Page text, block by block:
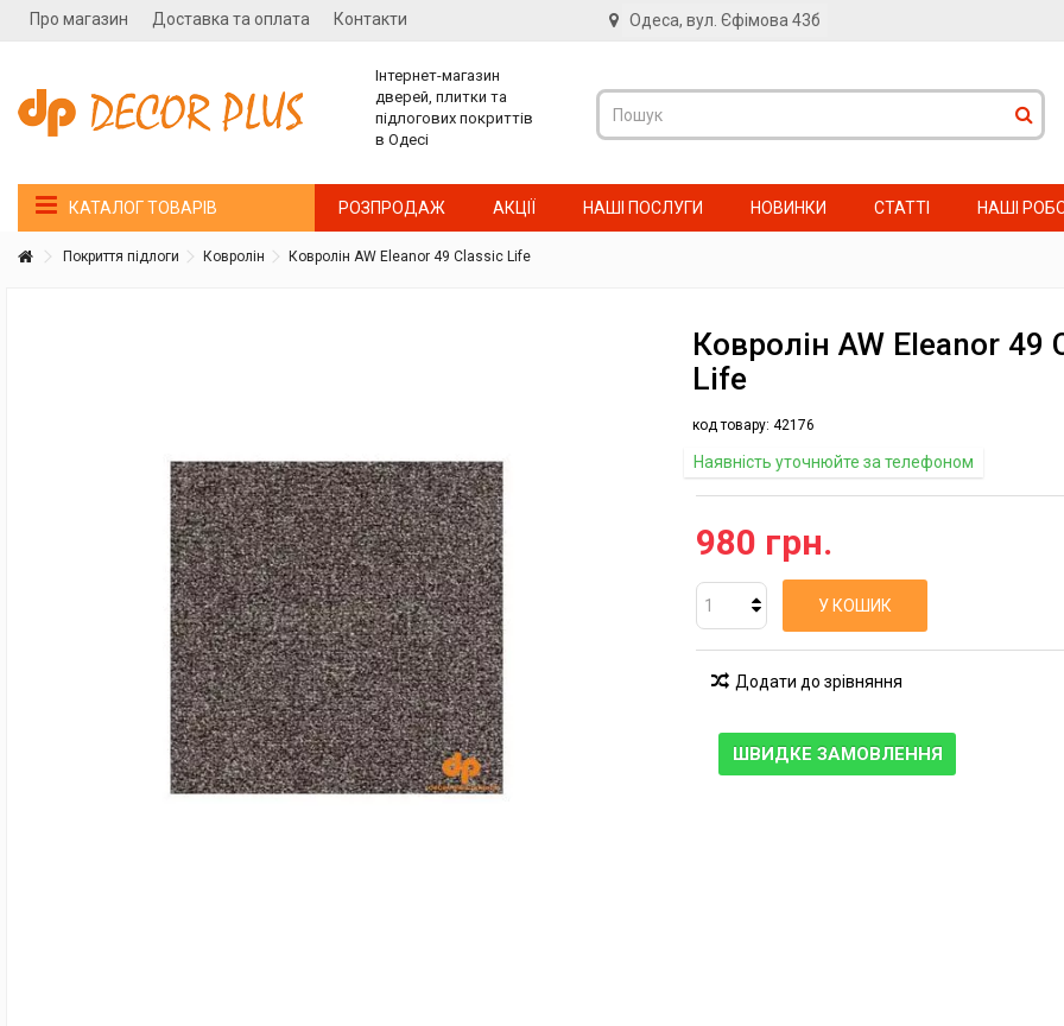
Про магазин Доставка та оплата Контакти Одеса, вул. Єфімова 43б
Інтернет-магазин
дверей, плитки та
підлогових покриттів
в Одесі
КАТАЛОГ ТОВАРІВ РОЗПРОДАЖ АКЦІЇ НАШІ ПОСЛУГИ НОВИНКИ СТАТТІ НАШІ
Покриття підлоги Ковролін Ковролін AW Eleanor 49 Classic Life
Ковролін AW Eleanor 49
Life
код товару: 42176
Наявність уточнюйте за телефоном
980 грн.
У КОШИК
Додати до зрівняння
ШВИДКЕ ЗАМОВЛЕННЯ